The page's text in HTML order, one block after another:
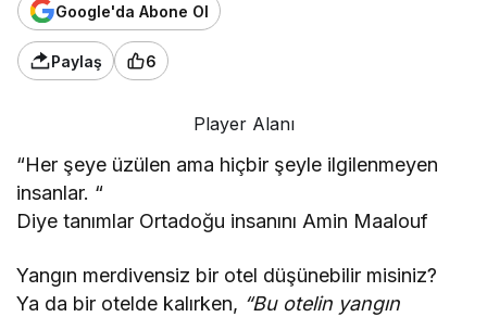
Google'da Abone Ol
Paylaş 6
Player Alanı
“Her şeye üzülen ama hiçbir şeyle ilgilenmeyen
insanlar. “
Diye tanımlar Ortadoğu insanını Amin Maalouf
Yangın merdivensiz bir otel düşünebilir misiniz?
Ya da bir otelde kalırken, “Bu otelin yangın